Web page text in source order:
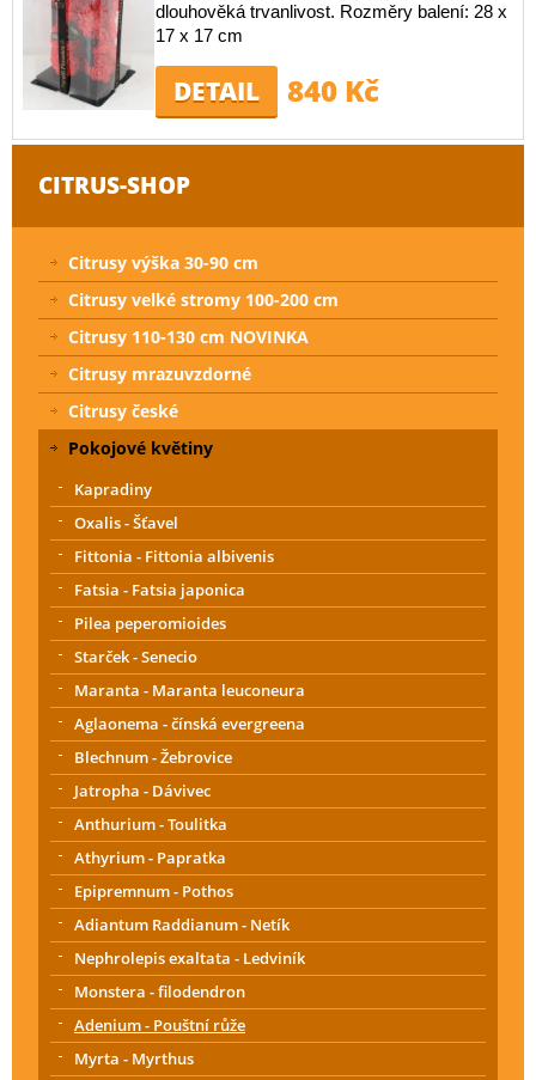
dlouhověká trvanlivost. Rozměry balení: 28 x
17 x 17 cm
DETAIL 840 Kč
CITRUS-SHOP
Citrusy výška 30-90 cm
Citrusy velké stromy 100-200 cm
Citrusy 110-130 cm NOVINKA
Citrusy mrazuvzdorné
Citrusy české
Pokojové květiny
Kapradiny
Oxalis - Šťavel
Fittonia - Fittonia albivenis
Fatsia - Fatsia japonica
Pilea peperomioides
Starček - Senecio
Maranta - Maranta leuconeura
Aglaonema - čínská evergreena
Blechnum - Žebrovice
Jatropha - Dávivec
Anthurium - Toulitka
Athyrium - Papratka
Epipremnum - Pothos
Adiantum Raddianum - Netík
Nephrolepis exaltata - Ledviník
Monstera - filodendron
Adenium - Pouštní růže
Myrta - Myrthus